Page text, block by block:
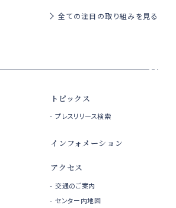
全ての注目の取り組みを見る
トピックス
プレスリリース検索
インフォメーション
アクセス
交通のご案内
センター内地図